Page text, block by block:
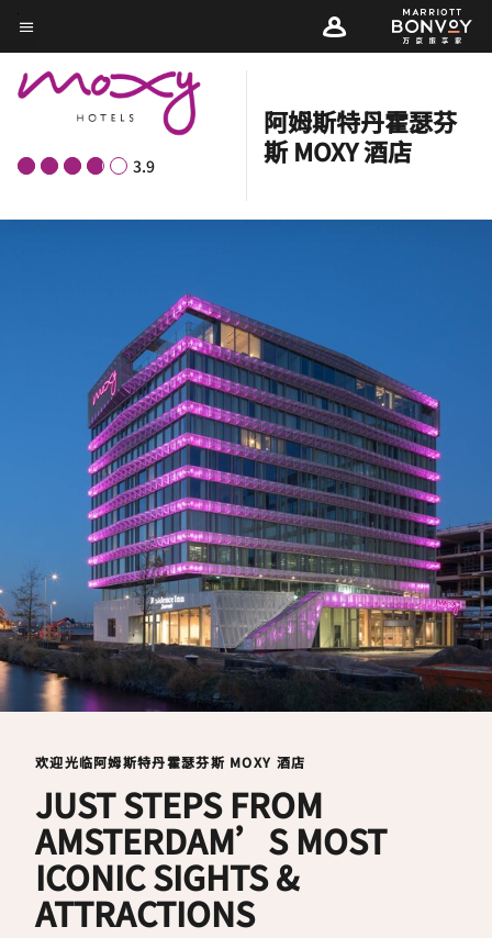
Skip
to
main
content
菜单文本
3.9
阿姆斯特丹霍瑟芬
斯 MOXY 酒店
欢迎光临阿姆斯特丹霍瑟芬斯 MOXY 酒店
JUST STEPS FROM
AMSTERDAM’S MOST
ICONIC SIGHTS &
ATTRACTIONS